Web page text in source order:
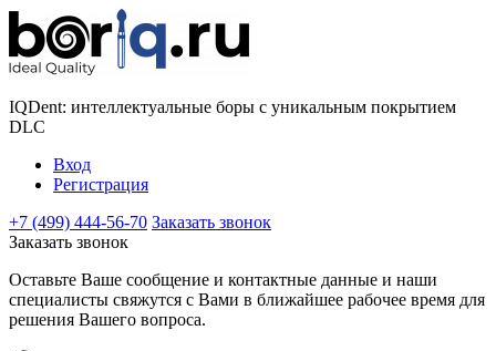
IQDent: интеллектуальные боры с уникальным покрытием
DLC
Вход
Регистрация
+7 (499) 444-56-70 Заказать звонок
Заказать звонок
Оставьте Ваше сообщение и контактные данные и наши
специалисты свяжутся с Вами в ближайшее рабочее время для
решения Вашего вопроса.